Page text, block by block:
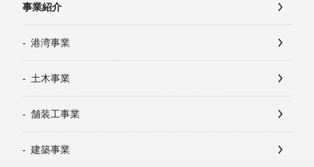
事業紹介
港湾事業
土木事業
舗装工事業
建築事業